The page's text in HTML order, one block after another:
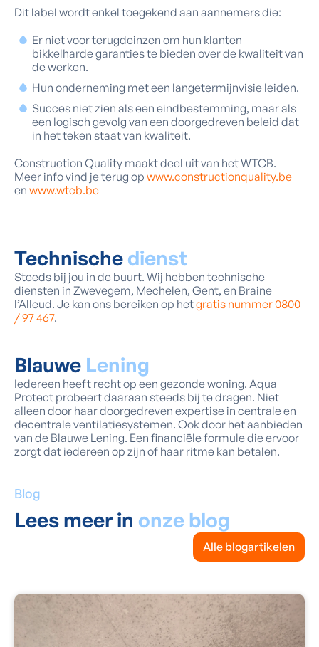
Dit label wordt enkel toegekend aan aannemers die:
Er niet voor terugdeinzen om hun klanten
bikkelharde garanties te bieden over de kwaliteit van
de werken.
Hun onderneming met een langetermijnvisie leiden.
Succes niet zien als een eindbestemming, maar als
een logisch gevolg van een doorgedreven beleid dat
in het teken staat van kwaliteit.
Construction Quality maakt deel uit van het WTCB.
Meer info vind je terug op www.constructionquality.be
en www.wtcb.be
Technische dienst
Steeds bij jou in de buurt. Wij hebben technische
diensten in Zwevegem, Mechelen, Gent, en Braine
l’Alleud. Je kan ons bereiken op hetgratis nummer 0800
/ 97 467.
Blauwe Lening
Iedereen heeft recht op een gezonde woning. Aqua
Protect probeert daaraan steeds bij te dragen. Niet
alleen door haar doorgedreven expertise in centrale en
decentrale ventilatiesystemen. Ook door het aanbieden
van de Blauwe Lening. Een financiële formule die ervoor
zorgt dat iedereen op zijn of haar ritme kan betalen.
Blog
Lees meer in onze blog
Alle blogartikelen